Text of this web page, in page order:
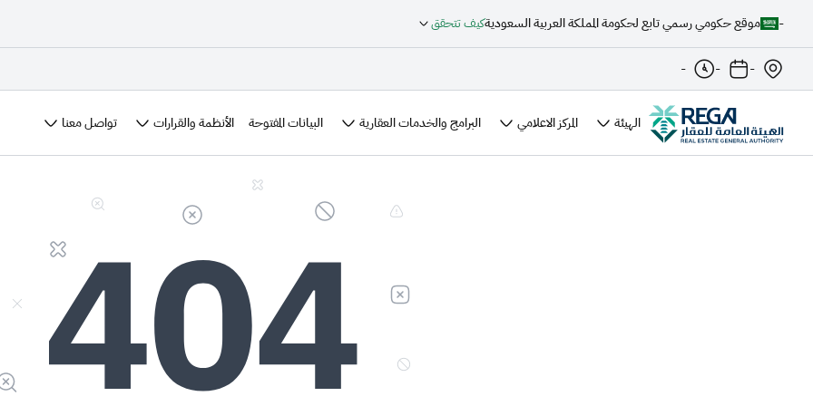
- موقع حكومي رسمي تابع لحكومة المملكة العربية السعوديةكيف تتحقق
-
-
-
الهيئة المركز الاعلامي البرامج والخدمات العقارية البيانات المفتوحة الأنظمة والقرارات تواصل معنا